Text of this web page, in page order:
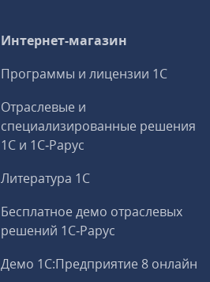
Интернет-магазин
Программы и лицензии 1С
Отраслевые и
специализированные решения
1С и 1С‑Рарус
Литература 1С
Бесплатное демо отраслевых
решений 1С‑Рарус
Демо 1С:Предприятие 8 онлайн